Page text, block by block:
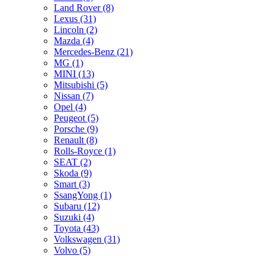
Land Rover (8)
Lexus (31)
Lincoln (2)
Mazda (4)
Mercedes-Benz (21)
MG (1)
MINI (13)
Mitsubishi (5)
Nissan (7)
Opel (4)
Peugeot (5)
Porsche (9)
Renault (8)
Rolls-Royce (1)
SEAT (2)
Skoda (9)
Smart (3)
SsangYong (1)
Subaru (12)
Suzuki (4)
Toyota (43)
Volkswagen (31)
Volvo (5)